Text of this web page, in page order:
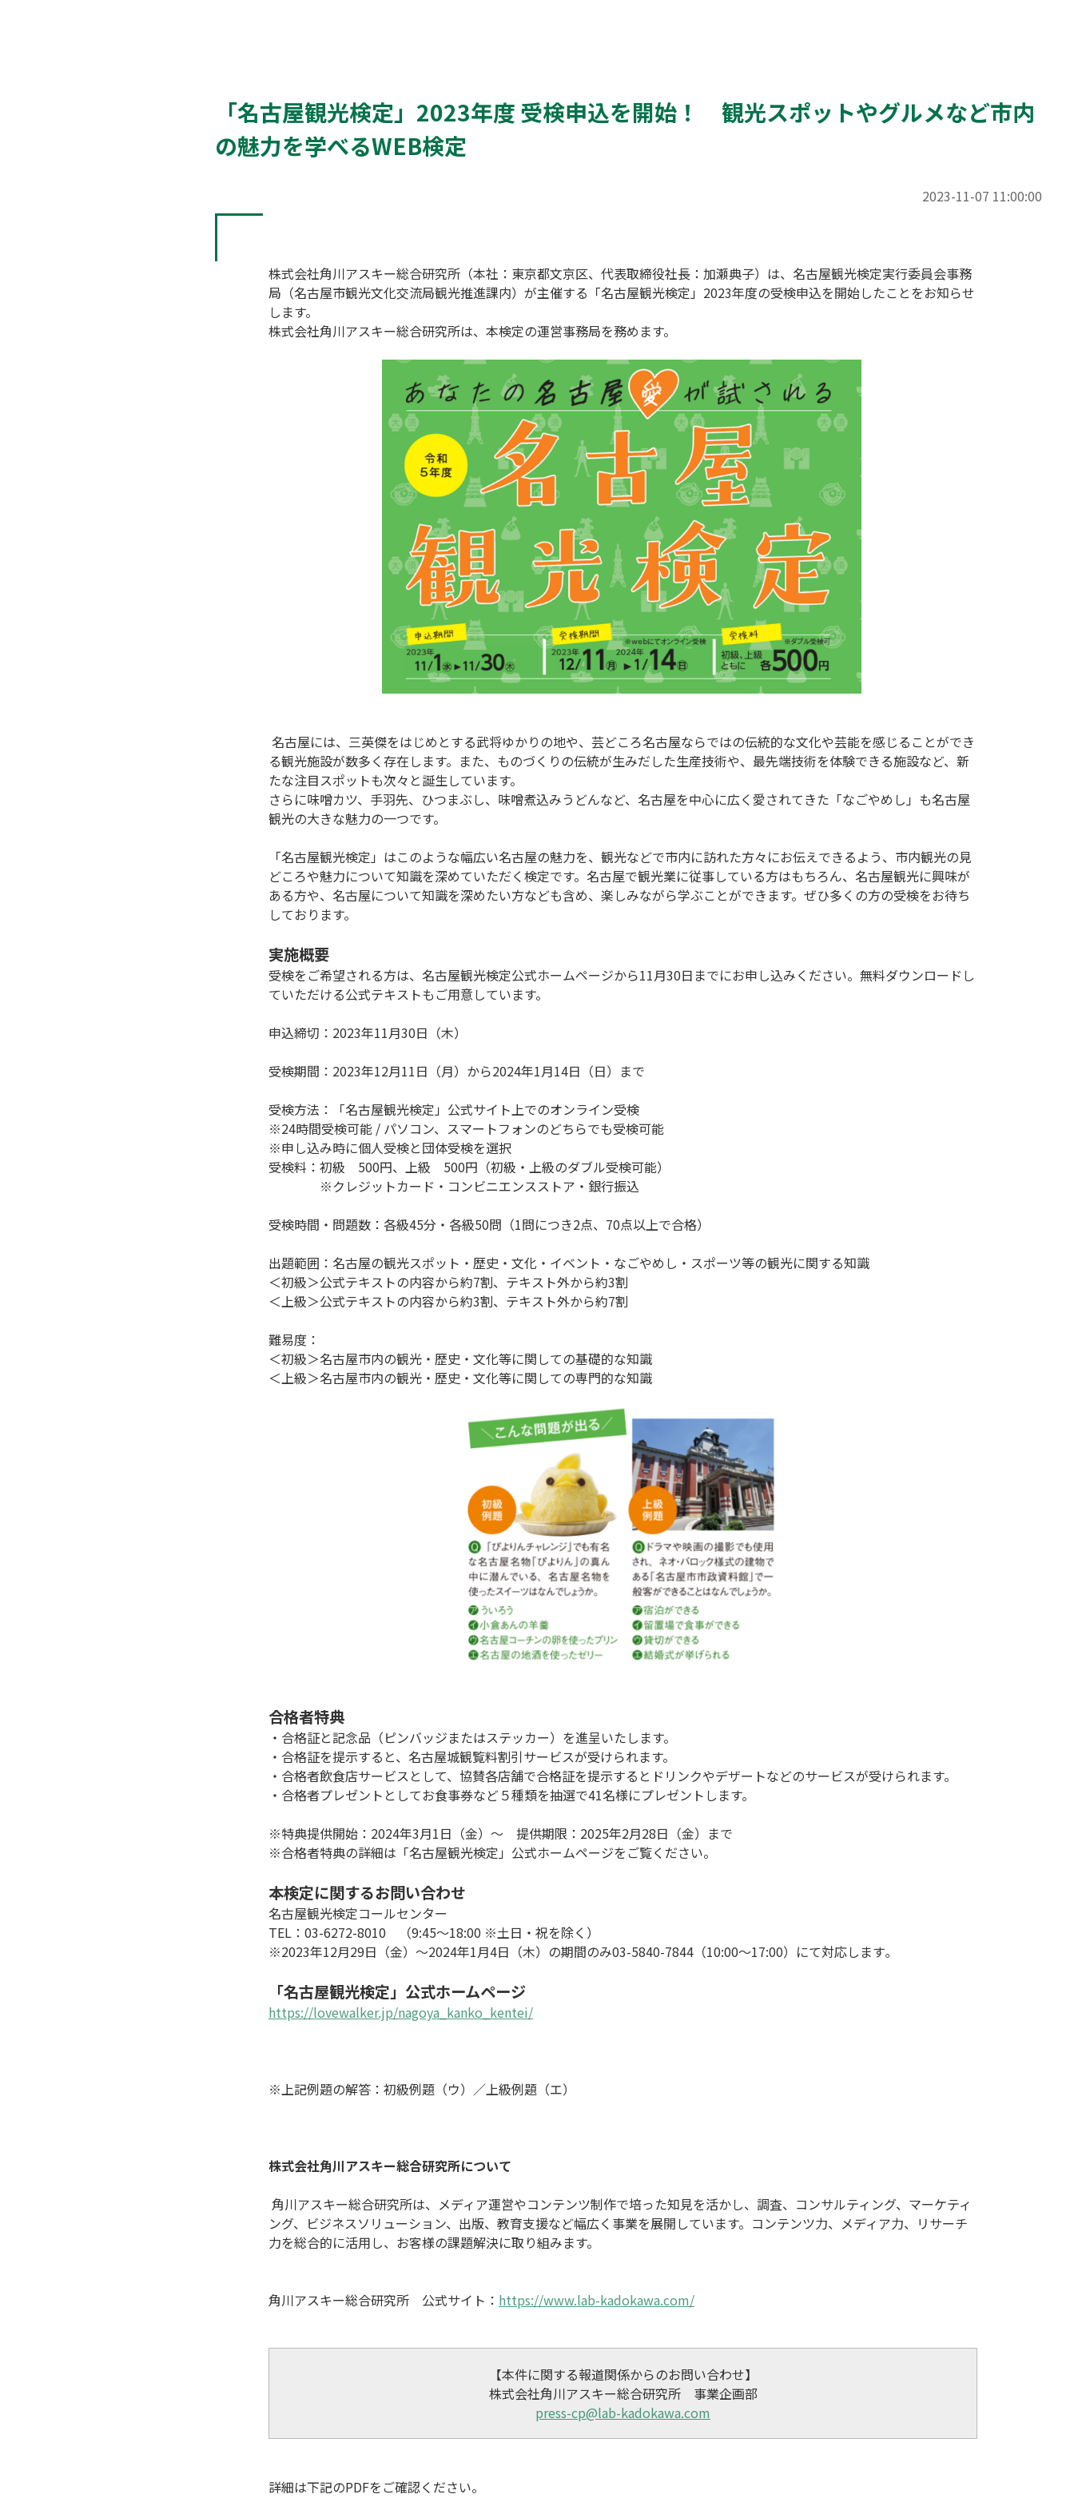
「名古屋観光検定」2023年度 受検申込を開始！ 観光スポットやグルメなど市内
の魅力を学べるWEB検定
2023-11-07 11:00:00
株式会社角川アスキー総合研究所（本社：東京都文京区、代表取締役社長：加瀬典子）は、名古屋観光検定実行委員会事務
局（名古屋市観光文化交流局観光推進課内）が主催する「名古屋観光検定」2023年度の受検申込を開始したことをお知らせ
します。
株式会社角川アスキー総合研究所は、本検定の運営事務局を務めます。
る観光施設が数多く存在します。また、ものづくりの伝統が生みだした生産技術や、最先端技術を体験できる施設など、新
たな注目スポットも次々と誕生しています。
さらに味噌カツ、手羽先、ひつまぶし、味噌煮込みうどんなど、名古屋を中心に広く愛されてきた「なごやめし」も名古屋
観光の大きな魅力の一つです。
「名古屋観光検定」はこのような幅広い名古屋の魅力を、観光などで市内に訪れた方々にお伝えできるよう、市内観光の見
どころや魅力について知識を深めていただく検定です。名古屋で観光業に従事している方はもちろん、名古屋観光に興味が
ある方や、名古屋について知識を深めたい方なども含め、楽しみながら学ぶことができます。ぜひ多くの方の受検をお待ち
しております。
実施概要
受検をご希望される方は、名古屋観光検定公式ホームページから11月30日までにお申し込みください。無料ダウンロードし
ていただける公式テキストもご用意しています。
申込締切：2023年11月30日（木）
受検期間：2023年12月11日（月）から2024年1月14日（日）まで
受検方法：「名古屋観光検定」公式サイト上でのオンライン受検
※24時間受検可能 / パソコン、スマートフォンのどちらでも受検可能
※申し込み時に個人受検と団体受検を選択
受検料：初級　500円、上級　500円（初級・上級のダブル受検可能）
※クレジットカード・コンビニエンスストア・銀行振込
受検時間・問題数：各級45分・各級50問（1問につき2点、70点以上で合格）
出題範囲：名古屋の観光スポット・歴史・文化・イベント・なごやめし・スポーツ等の観光に関する知識
＜初級＞公式テキストの内容から約7割、テキスト外から約3割
＜上級＞公式テキストの内容から約3割、テキスト外から約7割
難易度：
＜初級＞名古屋市内の観光・歴史・文化等に関しての基礎的な知識
＜上級＞名古屋市内の観光・歴史・文化等に関しての専門的な知識
合格者特典
・合格証と記念品（ピンバッジまたはステッカー）を進呈いたします。
・合格証を提示すると、名古屋城観覧料割引サービスが受けられます。
・合格者飲食店サービスとして、協賛各店舗で合格証を提示するとドリンクやデザートなどのサービスが受けられます。
・合格者プレゼントとしてお食事券など５種類を抽選で41名様にプレゼントします。
※特典提供開始：2024年3月1日（金）～　提供期限：2025年2月28日（金）まで
※合格者特典の詳細は「名古屋観光検定」公式ホームページをご覧ください。
本検定に関するお問い合わせ
名古屋観光検定コールセンター
TEL：03-6272-8010　（9:45～18:00 ※土日・祝を除く）
※2023年12月29日（金）～2024年1月4日（木）の期間のみ03-5840-7844（10:00〜17:00）にて対応します｡
「名古屋観光検定」公式ホームページ
https://lovewalker.jp/nagoya_kanko_kentei/
※上記例題の解答：初級例題（ウ）／上級例題（エ）
株式会社角川アスキー総合研究所について
ング、ビジネスソリューション、出版、教育支援など幅広く事業を展開しています。コンテンツ力、メディア力、リサーチ
力を総合的に活用し、お客様の課題解決に取り組みます。
角川アスキー総合研究所　公式サイト： https://www.lab-kadokawa.com/
【本件に関する報道関係からのお問い合わせ】
press-cp@lab-kadokawa.com
詳細は下記のPDFをご確認ください。